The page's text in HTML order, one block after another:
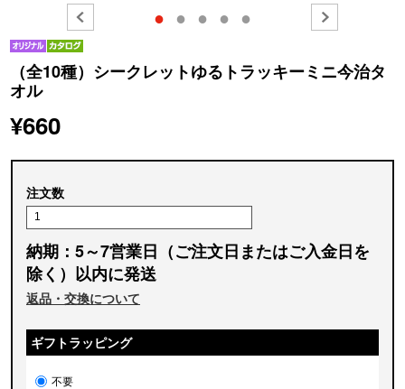
● ● ● ● ●
（全10種）シークレットゆるトラッキーミニ今治タ
オル
¥660
注文数
納期：5～7営業日（ご注文日またはご入金日を
除く）以内に発送
返品・交換について
ギフトラッピング
不要